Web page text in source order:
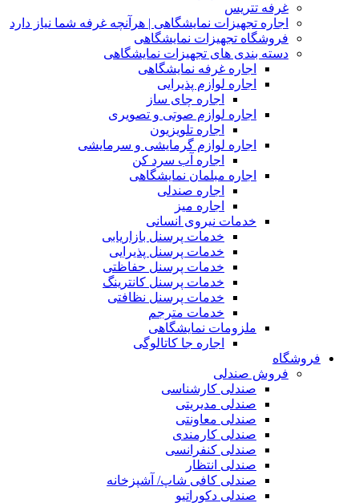
غرفه تتریس
اجاره تجهیزات نمایشگاهی | هرآنچه غرفه شما نیاز دارد
فروشگاه تجهیزات نمایشگاهی
دسته بندی های تجهیزات نمایشگاهی
اجاره غرفه نمایشگاهی
اجاره لوازم پذیرایی
اجاره چای ساز
اجاره لوازم صوتی و تصویری
اجاره تلویزیون
اجاره لوازم گرمایشی و سرمایشی
اجاره آب سرد کن
اجاره مبلمان نمایشگاهی
اجاره صندلی
اجاره میز
خدمات نیروی انسانی
خدمات پرسنل بازاریابی
خدمات پرسنل پذیرایی
خدمات پرسنل حفاظتی
خدمات پرسنل کانترینگ
خدمات پرسنل نظافتی
خدمات مترجم
ملزومات نمایشگاهی
اجاره جا کاتالوگی
فروشگاه
فروش صندلی
صندلی کارشناسی
صندلی مدیریتی
صندلی معاونتی
صندلی کارمندی
صندلی کنفرانسی
صندلی انتظار
صندلی کافی شاپ/ آشپزخانه
صندلی دکوراتیو